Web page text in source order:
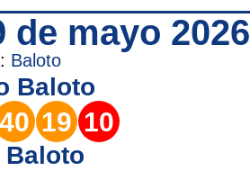
de mayo 2026
Baloto
Baloto
40 19 10